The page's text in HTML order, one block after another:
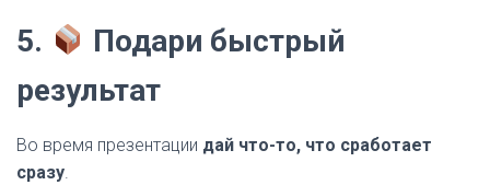
5.
Подари быстрый
результат
Во время презентации дай что-то, что сработает
сразу.